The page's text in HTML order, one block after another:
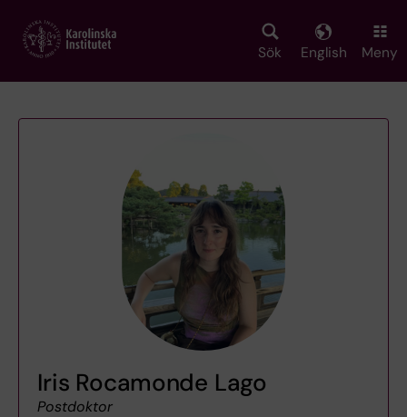
main
Sök English Meny
Iris Rocamonde Lago
Postdoktor